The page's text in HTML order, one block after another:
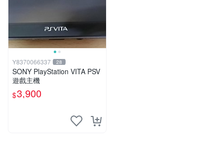
Y8370066337 28
SONY PlayStation VITA PSV
遊戲主機
$3,900